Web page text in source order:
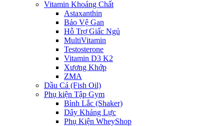
Vitamin Khoáng Chất
Astaxanthin
Bảo Vệ Gan
Hỗ Trợ Giấc Ngủ
MultiVitamin
Testosterone
Vitamin D3 K2
Xương Khớp
ZMA
Dầu Cá (Fish Oil)
Phụ kiện Tập Gym
Bình Lắc (Shaker)
Dây Kháng Lực
Phụ Kiện WheyShop